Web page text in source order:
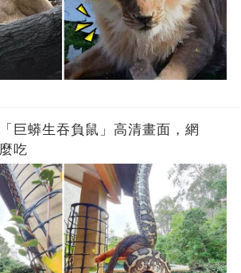
巨蟒生吞負鼠」高清畫面，網
吃